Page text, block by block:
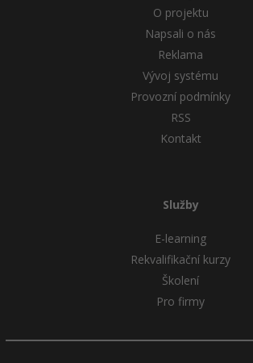
O projektu
Napsali o nás
Reklama
Vývoj systému
Provozní podmínky
RSS
Kontakt
Služby
E-learning
Rekvalifikační kurzy
Školení
Pro firmy